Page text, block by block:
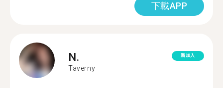
下載APP
N.
Taverny
新加入